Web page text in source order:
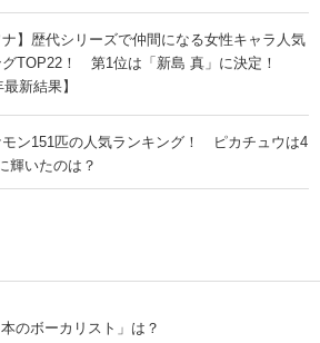
ナ】歴代シリーズで仲間になる女性キャラ人気
グTOP22！ 第1位は「新島 真」に決定！
最新結果】
モン151匹の人気ランキング！ ピカチュウは4
輝いたのは？
のボーカリスト」は？